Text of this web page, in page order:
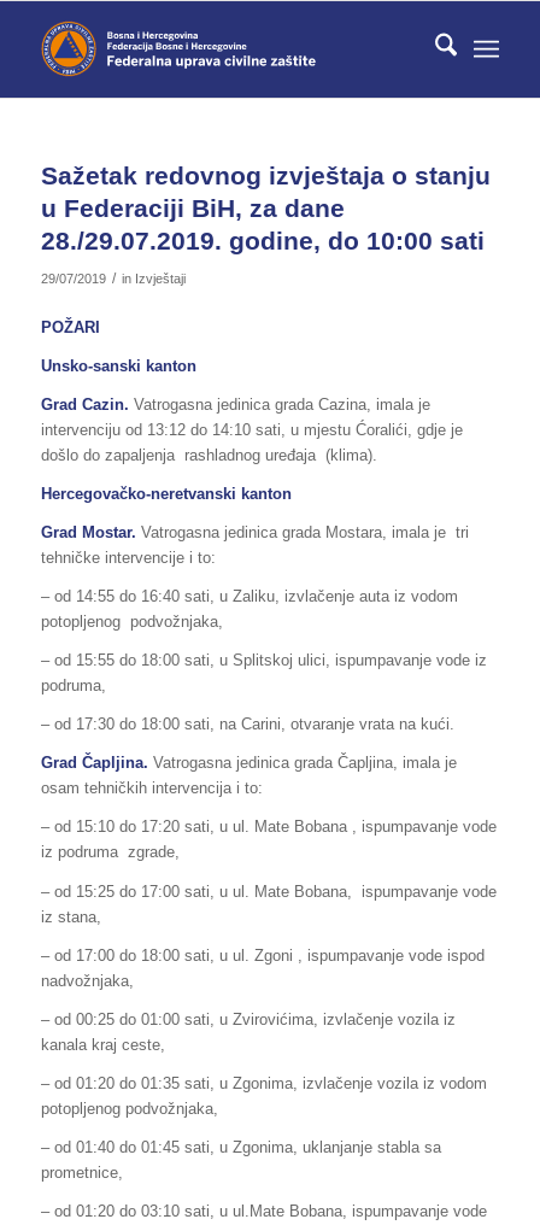
Sažetak redovnog izvještaja o stanju
u Federaciji BiH, za dane
28./29.07.2019. godine, do 10:00 sati
29/07/2019 / in Izvještaji
POŽARI
Unsko-sanski kanton
Grad Cazin. Vatrogasna jedinica grada Cazina, imala je
intervenciju od 13:12 do 14:10 sati, u mjestu Ćoralići, gdje je
došlo do zapaljenja rashladnog uređaja (klima).
Hercegovačko-neretvanski kanton
Grad Mostar. Vatrogasna jedinica grada Mostara, imala je tri
tehničke intervencije i to:
– od 14:55 do 16:40 sati, u Zaliku, izvlačenje auta iz vodom
potopljenog podvožnjaka,
– od 15:55 do 18:00 sati, u Splitskoj ulici, ispumpavanje vode iz
podruma,
– od 17:30 do 18:00 sati, na Carini, otvaranje vrata na kući.
Grad Čapljina. Vatrogasna jedinica grada Čapljina, imala je
osam tehničkih intervencija i to:
– od 15:10 do 17:20 sati, u ul. Mate Bobana , ispumpavanje vode
iz podruma zgrade,
– od 15:25 do 17:00 sati, u ul. Mate Bobana, ispumpavanje vode
iz stana,
– od 17:00 do 18:00 sati, u ul. Zgoni , ispumpavanje vode ispod
nadvožnjaka,
– od 00:25 do 01:00 sati, u Zvirovićima, izvlačenje vozila iz
kanala kraj ceste,
– od 01:20 do 01:35 sati, u Zgonima, izvlačenje vozila iz vodom
potopljenog podvožnjaka,
– od 01:40 do 01:45 sati, u Zgonima, uklanjanje stabla sa
prometnice,
– od 01:20 do 03:10 sati, u ul.Mate Bobana, ispumpavanje vode